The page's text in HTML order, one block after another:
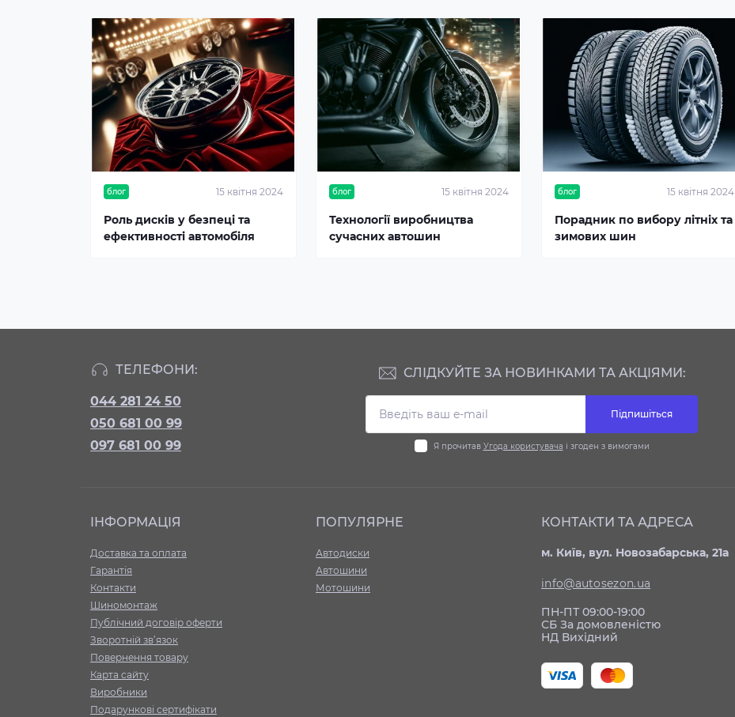
блог 15 квітня 2024
Роль дисків у безпеці та
ефективності автомобіля
блог 15 квітня 2024
Технології виробництва
сучасних автошин
блог 15 квітня 2024
Порадник по вибору літніх та
зимових шин
ТЕЛЕФОНИ:
044 281 24 50
050 681 00 99
097 681 00 99
СЛІДКУЙТЕ ЗА НОВИНКАМИ ТА АКЦІЯМИ:
Підпишіться
Я прочитав Угода користувача і згоден з вимогами
ІНФОРМАЦІЯ
Доставка та оплата
Гарантія
Контакти
Шиномонтаж
Публічний договір оферти
Зворотній зв’язок
Повернення товару
Карта сайту
Виробники
Подарункові сертифікати
ПОПУЛЯРНЕ
Автодиски
Автошини
Мотошини
КОНТАКТИ ТА АДРЕСА
м. Київ, вул. Новозабарська, 21а
info@autosezon.ua
ПН-ПТ 09:00-19:00
СБ За домовленістю
НД Вихідний